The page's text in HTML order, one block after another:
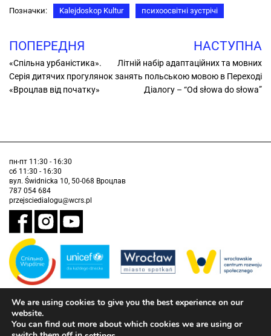
Позначки: Kalejdoskop Kultur психоосвітні зустрічі
ПОПЕРЕДНЯ
«Спільна урбаністика».
Серiя дитячих прогулянок
«Вроцлав від початку»
НАСТУПНА
Літній набір адаптаційних та мовних
занять польською мовою в Переході
Діалогу – “Od słowa do słowa”
пн-пт 11:30 - 16:30
сб 11:30 - 16:30
вул. Świdnicka 10, 50-068 Вроцлав
787 054 684
przejsciedialogu@wcrs.pl
Завдання виконується муніципалітетом Вроцлава у партнерстві з
Дитячим фондом ООН (ЮНІСЕФ).
інформація про доступність
We are using cookies to give you the best experience on our
website.
You can find out more about which cookies we are using or